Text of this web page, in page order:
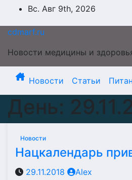
Перейти
содержимому
Вс. Авг 9th, 2026
cdmarf.ru
Новости медицины и
Новости Статьи
День:
Новости
Нацкалендарь
29.11.2018
Alex